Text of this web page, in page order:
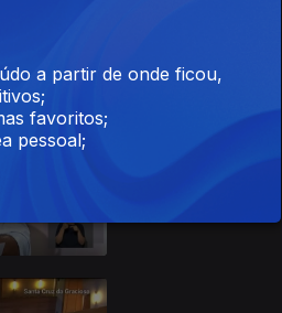
a partir de onde ficou,
favoritos;
pessoal;